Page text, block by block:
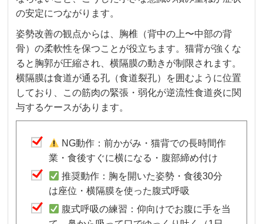
の安定につながります。
姿勢改善の観点からは、胸椎（背中の上〜中部の背
骨）の柔軟性を保つことが役立ちます。猫背が強くな
ると胸郭が圧縮され、横隔膜の動きが制限されます。
横隔膜は食道が通る孔（食道裂孔）を囲むように位置
しており、この筋肉の緊張・弱化が逆流性食道炎に関
与するケースがあります。
NG動作：前かがみ・猫背での長時間作
業・食後すぐに横になる・腹部締め付け
推奨動作：胸を開いた姿勢・食後30分
は座位・横隔膜を使った腹式呼吸
腹式呼吸の練習：仰向けでお腹に手を当